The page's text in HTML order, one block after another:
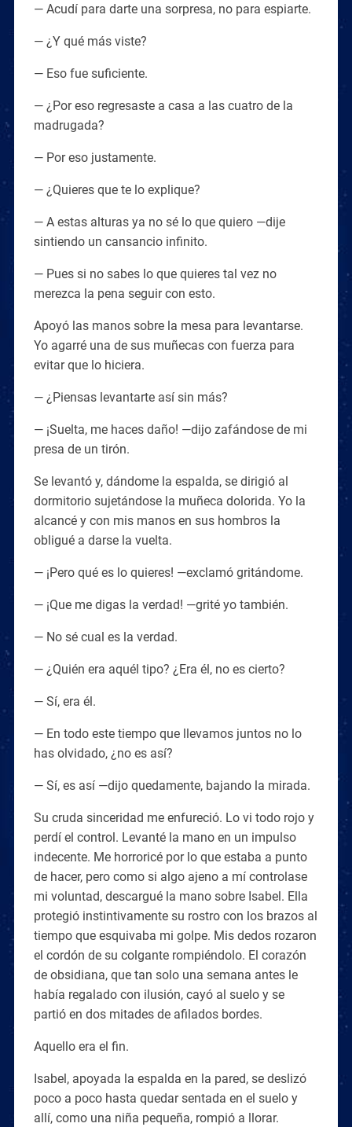
— Acudí para darte una sorpresa, no para espiarte.
— ¿Y qué más viste?
— Eso fue suficiente.
— ¿Por eso regresaste a casa a las cuatro de la
madrugada?
— Por eso justamente.
— ¿Quieres que te lo explique?
— A estas alturas ya no sé lo que quiero —dije
sintiendo un cansancio infinito.
— Pues si no sabes lo que quieres tal vez no
merezca la pena seguir con esto.
Apoyó las manos sobre la mesa para levantarse.
Yo agarré una de sus muñecas con fuerza para
evitar que lo hiciera.
— ¿Piensas levantarte así sin más?
— ¡Suelta, me haces daño! —dijo zafándose de mi
presa de un tirón.
Se levantó y, dándome la espalda, se dirigió al
dormitorio sujetándose la muñeca dolorida. Yo la
alcancé y con mis manos en sus hombros la
obligué a darse la vuelta.
— ¡Pero qué es lo quieres! —exclamó gritándome.
— ¡Que me digas la verdad! —grité yo también.
— No sé cual es la verdad.
— ¿Quién era aquél tipo? ¿Era él, no es cierto?
— Sí, era él.
— En todo este tiempo que llevamos juntos no lo
has olvidado, ¿no es así?
— Sí, es así —dijo quedamente, bajando la mirada.
Su cruda sinceridad me enfureció. Lo vi todo rojo y
perdí el control. Levanté la mano en un impulso
indecente. Me horroricé por lo que estaba a punto
de hacer, pero como si algo ajeno a mí controlase
mi voluntad, descargué la mano sobre Isabel. Ella
protegió instintivamente su rostro con los brazos al
tiempo que esquivaba mi golpe. Mis dedos rozaron
el cordón de su colgante rompiéndolo. El corazón
de obsidiana, que tan solo una semana antes le
había regalado con ilusión, cayó al suelo y se
partió en dos mitades de afilados bordes.
Aquello era el fin.
Isabel, apoyada la espalda en la pared, se deslizó
poco a poco hasta quedar sentada en el suelo y
allí, como una niña pequeña, rompió a llorar.